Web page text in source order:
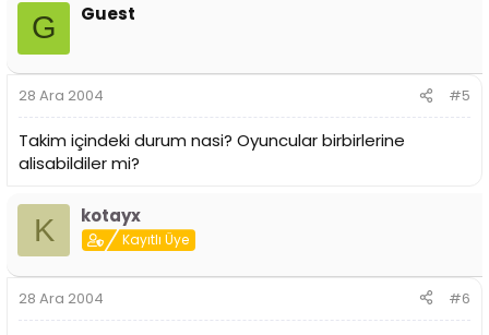
G Guest
28 Ara 2004 #5
Takim içindeki durum nasi? Oyuncular birbirlerine
alisabildiler mi?
K kotayx
Kayıtlı Üye
28 Ara 2004 #6